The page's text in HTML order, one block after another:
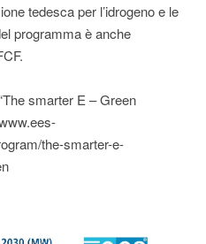
tedesca per l’idrogeno e le
programma è anche
smarter E – Green
the-smarter-e-